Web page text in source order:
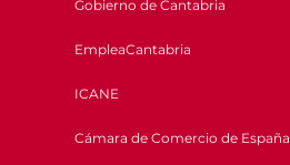
Gobierno de Cantabria
EmpleaCantabria
ICANE
Cámara de Comercio de España